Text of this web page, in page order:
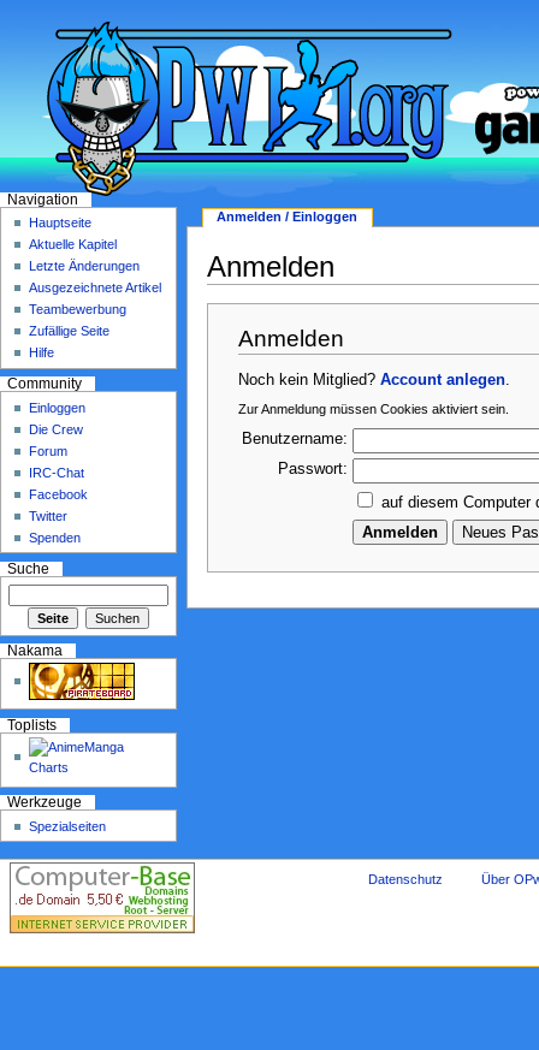
Anmelden
Anmelden
Noch kein Mitglied?Account anlegen
Zur Anmeldung müssen Cookies aktiviert sein.
Benutzername:
Passwort:
auf diesem Computer
Anmelden / Einloggen
Navigation
Hauptseite
Aktuelle Kapitel
Letzte Änderungen
Ausgezeichnete Artikel
Teambewerbung
Zufällige Seite
Hilfe
Community
Einloggen
Die Crew
Forum
IRC-Chat
Facebook
Twitter
Spenden
Suche
Nakama
Toplists
Werkzeuge
Spezialseiten
Datenschutz Über